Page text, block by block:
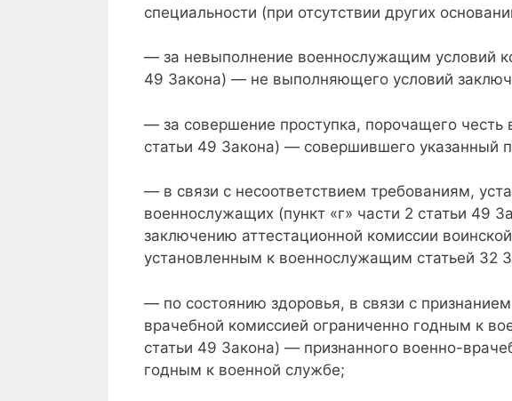
специальности (при отсутствии других
— за невыполнение военнослужащим условий
49 Закона) — не выполняющего условий
— за совершение проступка, порочащего честь
статьи 49 Закона) — совершившего указанный
— в связи с несоответствием требованиям,
военнослужащих (пункт «г» части 2 статьи 49
заключению аттестационной комиссии
установленным к военнослужащим статьей 32
— по состоянию здоровья, в связи с
врачебной комиссией ограниченно годным к
статьи 49 Закона) — признанного военно-
годным к военной службе;